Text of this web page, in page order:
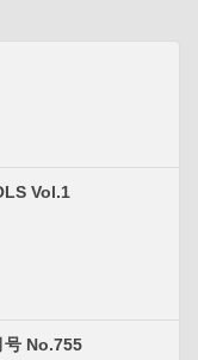
Vol.1
号 No.755